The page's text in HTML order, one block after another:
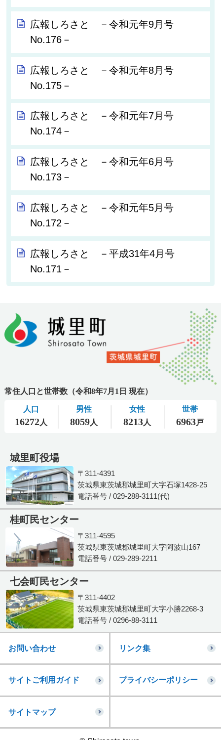
広報しろさと －令和元年9月号
No.176－
広報しろさと －令和元年8月号
No.175－
広報しろさと －令和元年7月号
No.174－
広報しろさと －令和元年6月号
No.173－
広報しろさと －令和元年5月号
No.172－
広報しろさと －平成31年4月号
No.171－
城里町役場
〒311-4391
茨城県東茨城郡城里町大字石塚1428-25
電話番号 / 029-288-3111(代)
桂町民センター
〒311-4595
茨城県東茨城郡城里町大字阿波山167
電話番号 / 029-289-2211
七会町民センター
〒311-4402
茨城県東茨城郡城里町大字小勝2268-3
電話番号 / 0296-88-3111
お問い合わせ リンク集
サイトご利用ガイド プライバシーポリシー
サイトマップ